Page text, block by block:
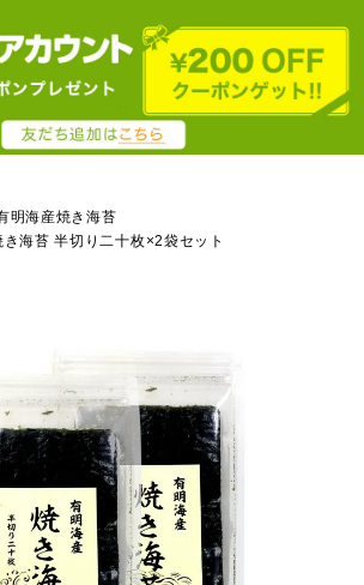
明海産焼き海苔
海苔 半切り二十枚×2袋セット